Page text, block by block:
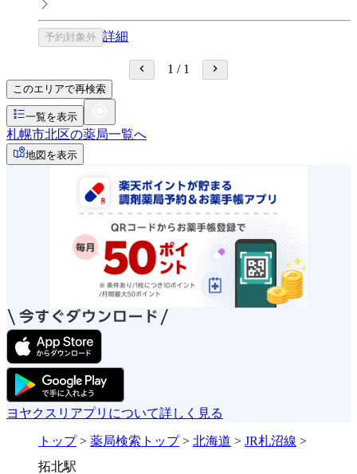
予約対象外 詳細
1 / 1
このエリアで再検索
一覧を表示
札幌市北区の薬局一覧へ
地図を表示
ヨヤクスリアプリについて詳しく見る
トップ> 薬局検索トップ> 北海道 > JR札沼線 >
拓北駅